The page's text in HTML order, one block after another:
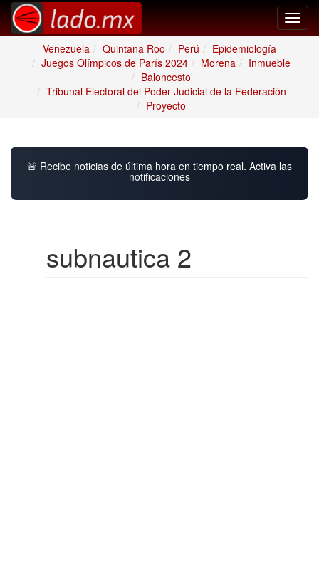
Venezuela
Quintana Roo Perú
Epidemiología
Juegos Olímpicos de París 2024
Morena
Inmueble
Baloncesto
Tribunal Electoral del Poder Judicial de la Federación
Proyecto
🚨 Recibe noticias de última hora en tiempo real. Activa las
notificaciones
subnautica 2